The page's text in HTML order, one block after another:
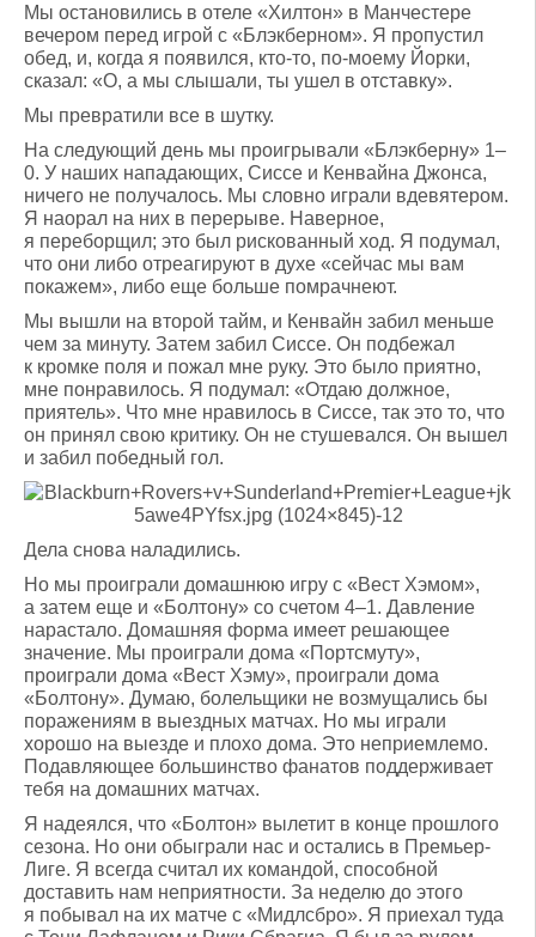
Мы остановились в отеле «Хилтон» в Манчестере
вечером перед игрой с «Блэкберном». Я пропустил
обед, и, когда я появился, кто-то, по-моему Йорки,
сказал: «О, а мы слышали, ты ушел в отставку».
Мы превратили все в шутку.
На следующий день мы проигрывали «Блэкберну» 1–
0. У наших нападающих, Сиссе и Кенвайна Джонса,
ничего не получалось. Мы словно играли вдевятером.
Я наорал на них в перерыве. Наверное,
я переборщил; это был рискованный ход. Я подумал,
что они либо отреагируют в духе «сейчас мы вам
покажем», либо еще больше помрачнеют.
Мы вышли на второй тайм, и Кенвайн забил меньше
чем за минуту. Затем забил Сиссе. Он подбежал
к кромке поля и пожал мне руку. Это было приятно,
мне понравилось. Я подумал: «Отдаю должное,
приятель». Что мне нравилось в Сиссе, так это то, что
он принял свою критику. Он не стушевался. Он вышел
и забил победный гол.
Дела снова наладились.
Но мы проиграли домашнюю игру с «Вест Хэмом»,
а затем еще и «Болтону» со счетом 4–1. Давление
нарастало. Домашняя форма имеет решающее
значение. Мы проиграли дома «Портсмуту»,
проиграли дома «Вест Хэму», проиграли дома
«Болтону». Думаю, болельщики не возмущались бы
поражениям в выездных матчах. Но мы играли
хорошо на выезде и плохо дома. Это неприемлемо.
Подавляющее большинство фанатов поддерживает
тебя на домашних матчах.
Я надеялся, что «Болтон» вылетит в конце прошлого
сезона. Но они обыграли нас и остались в Премьер-
Лиге. Я всегда считал их командой, способной
доставить нам неприятности. За неделю до этого
я побывал на их матче с «Мидлсбро». Я приехал туда